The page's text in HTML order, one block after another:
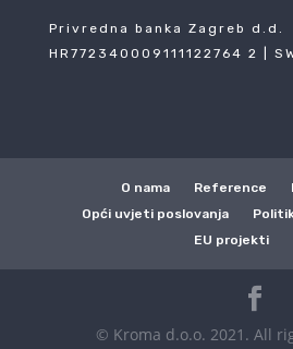
Privredna banka Zagreb d.d.
HR772340009111122764 2 |
O nama Reference
Opći uvjeti poslovanja
EU projekti
© Kroma d.o.o. 2021. All